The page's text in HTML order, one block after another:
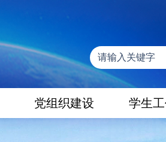
党组织建设 学生